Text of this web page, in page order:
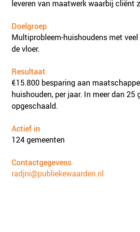
leveren van maatwerk waarbij cliënt
Doelgroep
Multiprobleem-huishoudens met
de vloer.
Resultaat
€15.800 besparing aan
huishouden, per jaar. In meer dan 25
opgeschaald.
Actief in
124 gemeenten
Contactgegevens
radjni@publiekewaarden.nl